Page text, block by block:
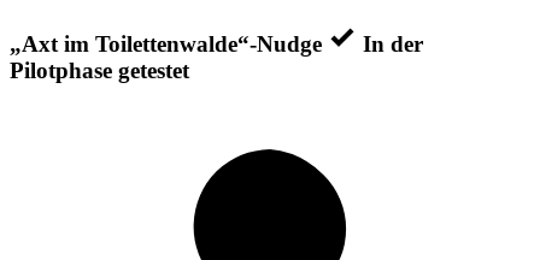
„Axt im Toilettenwalde“-Nudge
In der
Pilotphase getestet